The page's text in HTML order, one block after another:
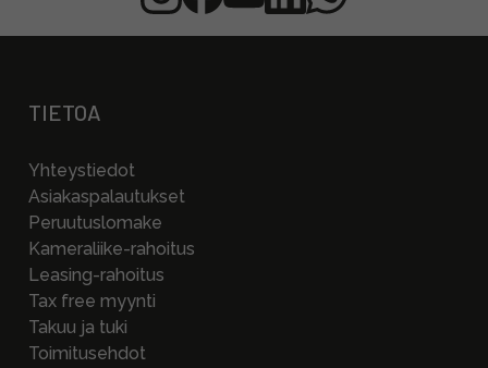
TIETOA
Yhteystiedot
Asiakaspalautukset
Peruutuslomake
Kameraliike-rahoitus
Leasing-rahoitus
Tax free myynti
Takuu ja tuki
Toimitusehdot